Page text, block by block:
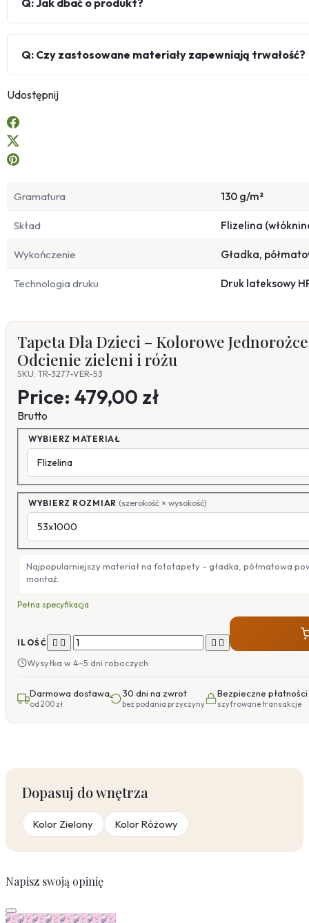
Q: Jak dbać o produkt?
Q: Czy zastosowane materiały zapewniają trwałość?
Udostępnij
Gramatura 130 g/m²
Skład Flizelina
Wykończenie Gładka,
Technologia druku Druk lateksowy
Tapeta Dla Dzieci – Kolorowe
Odcienie zieleni i różu
SKU: TR-3277-VER-53
Price: 479,00 zł
Brutto
WYBIERZ MATERIAŁ
WYBIERZ ROZMIAR (szerokość × wysokość)
Najpopularniejszy materiał na fototapety – gładka, półmatowa
montaż.
Pełna specyfikacja
ILOŚĆ    
Wysyłka w 4–5 dni roboczych
Darmowa dostawa
od 200 zł
30 dni na zwrot
bez podania przyczyny
Bezpieczne płatności
szyfrowane transakcje
Dopasuj do wnętrza
Kolor Zielony Kolor Różowy
Napisz swoją opinię